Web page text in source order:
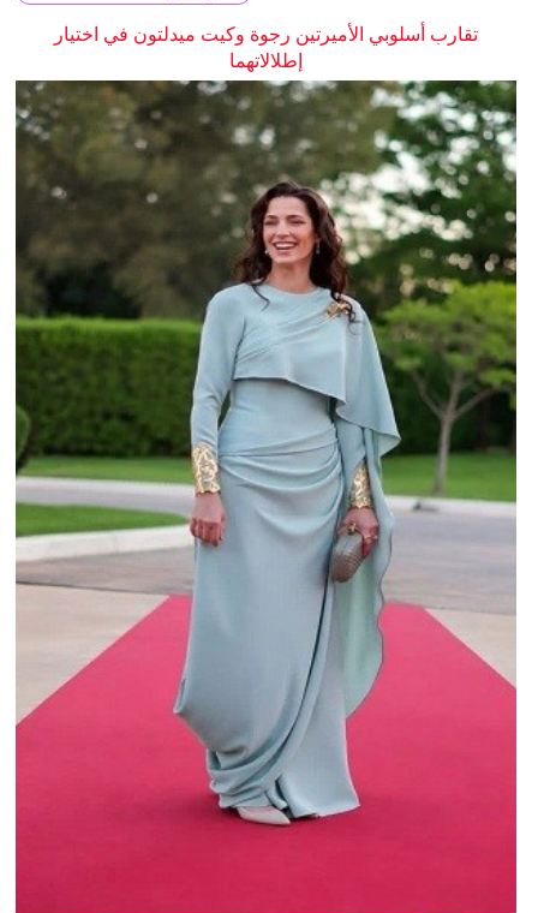
تقارب أسلوبي الأميرتين رجوة وكيت ميدلتون في اختيار
إطلالاتهما